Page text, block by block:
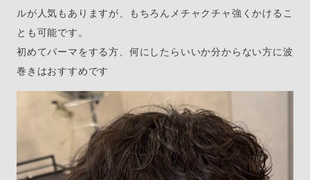
ルが人気もありますが、もちろんメチャクチャ強くかけるこ
とも可能です。
初めてパーマをする方、何にしたらいいか分からない方に波
巻きはおすすめです